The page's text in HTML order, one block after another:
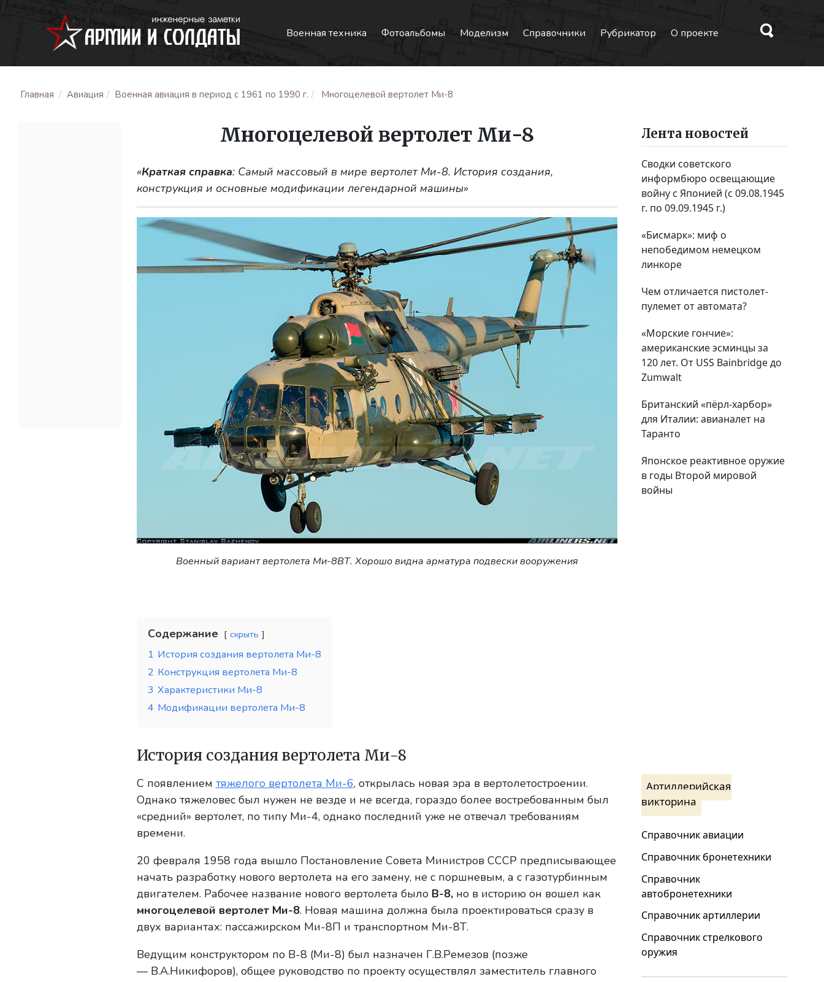
Военная техника Фотоальбомы Моделизм Справочники Рубрикатор О проекте
Главная Авиация Военная авиация в период с 1961 по 1990 г. Многоцелевой вертолет Ми-8
Многоцелевой вертолет Ми-8
«Краткая справка: Самый массовый в мире вертолет Ми-8. История создания,
конструкция и основные модификации легендарной машины»
Военный вариант вертолета Ми-8ВТ. Хорошо видна арматура подвески вооружения
Содержание скрыть
1 История создания вертолета Ми-8
2 Конструкция вертолета Ми-8
3 Характеристики Ми-8
4 Модификации вертолета Ми-8
История создания вертолета Ми-8
С появлением тяжелого вертолета Ми-6, открылась новая эра в вертолетостроении.
Однако тяжеловес был нужен не везде и не всегда, гораздо более востребованным был
«средний» вертолет, по типу Ми-4, однако последний уже не отвечал требованиям
времени.
20 февраля 1958 года вышло Постановление Совета Министров СССР предписывающее
начать разработку нового вертолета на его замену, не с поршневым, а с газотурбинным
двигателем. Рабочее название нового вертолета было В-8,но в историю он вошел как
многоцелевой вертолет Ми-8. Новая машина должна была проектироваться сразу в
двух вариантах: пассажирском Ми-8П и транспортном Ми-8Т.
Ведущим конструктором по В-8 (Ми-8) был назначен Г.В.Ремезов (позже
— В.А.Никифоров), общее руководство по проекту осуществлял заместитель главного
Лента новостей
Сводки советского
информбюро освещающие
войну с Японией (с 09.08.1945
г. по 09.09.1945 г.)
«Бисмарк»: миф о
непобедимом немецком
линкоре
Чем отличается пистолет-
пулемет от автомата?
«Морские гончие»:
американские эсминцы за
120 лет. От USS Bainbridge до
Zumwalt
Британский «пёрл-харбор»
для Италии: авианалет на
Таранто
Японское реактивное оружие
в годы Второй мировой
войны
Артиллерийская
викторина
Справочник авиации
Справочник бронетехники
Справочник
автобронетехники
Справочник артиллерии
Справочник стрелкового
оружия